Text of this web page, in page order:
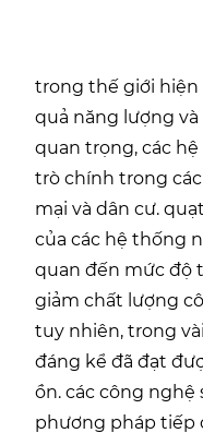
trong thế giới hiện
quả năng lượng
quan trọng, các
trò chính trong
mại và dân cư.
của các hệ thống
quan đến mức độ
giảm chất lượng
tuy nhiên, trong
đáng kể đã đạt
ồn. các công nghệ
phương pháp tiếp